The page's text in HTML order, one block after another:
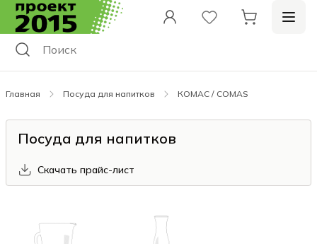
Главная Посуда для напитков КОМАС / COMAS
Посуда для напитков
Скачать прайс-лист